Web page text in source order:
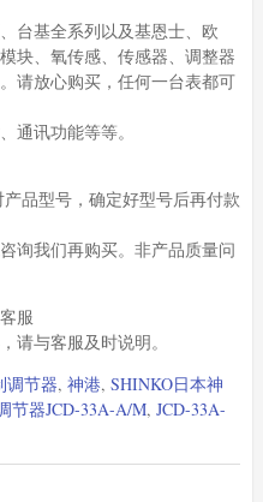
台基全系列以及基恩士、欧
块、氧传感、传感器、调整器
请放心购买，任何一台表都可
通讯功能等等。
品型号，确定好型号后再付款
询我们再购买。非产品质量问
服
请与客服及时说明。
调节器, 神港, SHINKO日本神
节器JCD-33A-A/M, JCD-33A-